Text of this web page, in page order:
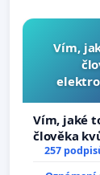
Vím,
Vím, jaké
člověka
zaveďme
257